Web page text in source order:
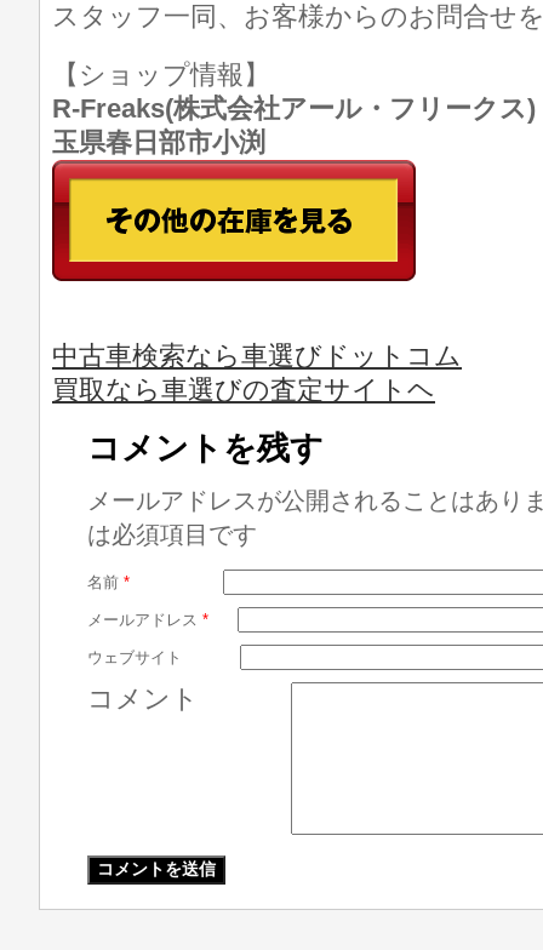
スタッフ一同、お客様からのお問合せ
【ショップ情報】
R-Freaks(株式会社アール・フリーク
玉県春日部市小渕
中古車検索なら車選びドットコム
買取なら車選びの査定サイトヘ
コメントを残す
メールアドレスが公開されることはあり
は必須項目です
名前 *
メールアドレス *
ウェブサイト
コメント